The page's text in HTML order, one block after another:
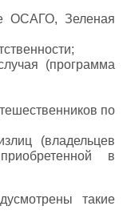
ОСАГО, Зеленая
(программа
по
(владельцев
в
такие